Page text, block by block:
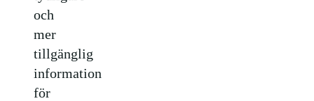
och
mer
tillgänglig
information
för